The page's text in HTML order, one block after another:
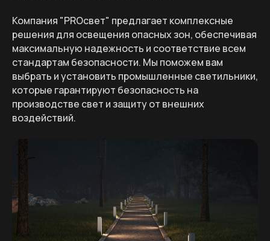
Компания "PROсвет" предлагает комплексные
решения для освещения опасных зон, обеспечивая
максимальную надежность и соответствие всем
стандартам безопасности. Мы поможем вам
выбрать и установить промышленные светильники,
которые гарантируют безопасность на
производстве свет и защиту от внешних
воздействий.